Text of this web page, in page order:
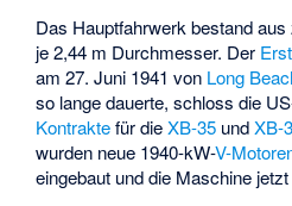
Das Hauptfahrwerk bestand
je 2,44 m Durchmesser. Der
am 27. Juni 1941 von Long
so lange dauerte, schloss die
Kontraktefür dieXB-35 undXB-
wurden neue 1940-kW-V-
eingebaut und die Maschine